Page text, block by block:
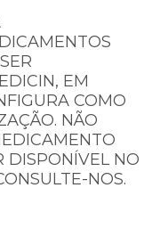
EM
COMO
NÃO
DISPONÍVEL NO
NOS.